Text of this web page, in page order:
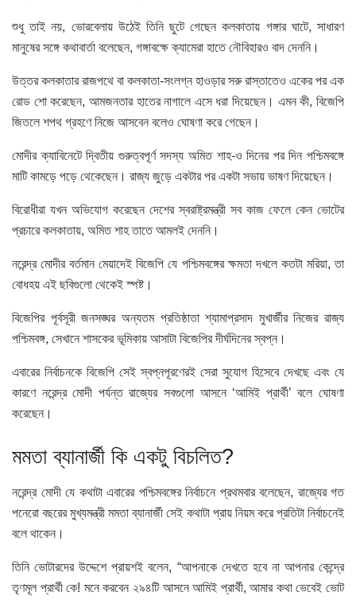
শুধু তাই নয়, ভোরবেলায় উঠেই তিনি ছুটে গেছেন কলকাতায় গঙ্গার ঘাটে, সাধারণ
মানুষের সঙ্গে কথাবার্তা বলেছেন, গঙ্গাবক্ষে ক্যামেরা হাতে নৌবিহারও বাদ দেননি।
উত্তর কলকাতার রাজপথে বা কলকাতা-সংলগ্ন হাওড়ার সরু রাস্তাতেও একের পর এক
রোড শো করেছেন, আমজনতার হাতের নাগালে এসে ধরা দিয়েছেন। এমন কী, বিজেপি
জিতলে শপথ গ্রহণে নিজে আসবেন বলেও ঘোষণা করে গেছেন।
মোদীর ক্যাবিনেটে দ্বিতীয় গুরুত্বপূর্ণ সদস্য অমিত শাহ-ও দিনের পর দিন পশ্চিমবঙ্গে
মাটি কামড়ে পড়ে থেকেছেন। রাজ্য জুড়ে একটার পর একটা সভায় ভাষণ দিয়েছেন।
বিরোধীরা যখন অভিযোগ করেছেন দেশের স্বরাষ্ট্রমন্ত্রী সব কাজ ফেলে কেন ভোটের
প্রচারে কলকাতায়, অমিত শাহ তাতে আমলই দেননি।
নরেন্দ্র মোদীর বর্তমান মেয়াদেই বিজেপি যে পশ্চিমবঙ্গের ক্ষমতা দখলে কতটা মরিয়া, তা
বোধহয় এই ছবিগুলো থেকেই স্পষ্ট।
বিজেপির পূর্বসূরী জনসঙ্ঘর অন্যতম প্রতিষ্ঠাতা শ্যামাপ্রসাদ মুখার্জীর নিজের রাজ্য
পশ্চিমবঙ্গ, সেখানে শাসকের ভূমিকায় আসাটা বিজেপির দীর্ঘদিনের স্বপ্ন।
এবারের নির্বাচনকে বিজেপি সেই স্বপ্নপূরণেরই সেরা সুযোগ হিসেবে দেখছে এবং যে
কারণে নরেন্দ্র মোদী পর্যন্ত রাজ্যের সবগুলো আসনে ‘আমিই প্রার্থী’ বলে ঘোষণা
করেছেন।
মমতা ব্যানার্জী কি একটু বিচলিত?
নরেন্দ্র মোদী যে কথাটা এবারের পশ্চিমবঙ্গের নির্বাচনে প্রথমবার বলেছেন, রাজ্যের গত
পনেরো বছরের মুখ্যমন্ত্রী মমতা ব্যানার্জী সেই কথাটা প্রায় নিয়ম করে প্রতিটা নির্বাচনেই
বলে থাকেন।
তিনি ভোটারদের উদ্দেশে প্রায়শই বলেন, “আপনাকে দেখতে হবে না আপনার কেন্দ্রে
তৃণমূল প্রার্থী কে! মনে করবেন ২৯৪টি আসনে আমিই প্রার্থী, আমার কথা ভেবেই ভোট